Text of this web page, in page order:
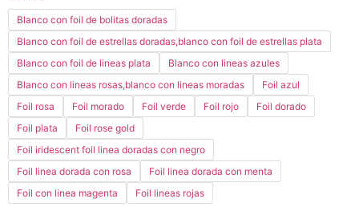
Blanco con foil de bolitas doradas
Blanco con foil de estrellas doradas,blanco con foil de estrellas plata
Blanco con foil de lineas plata
Blanco con lineas azules
Blanco con lineas rosas,blanco con lineas moradas
Foil azul
Foil rosa
Foil morado Foil verde Foil rojo
Foil dorado
Foil plata
Foil rose gold
Foil iridescent foil linea doradas con negro
Foil linea dorada con rosa
Foil linea dorada con menta
Foil con linea magenta
Foil lineas rojas